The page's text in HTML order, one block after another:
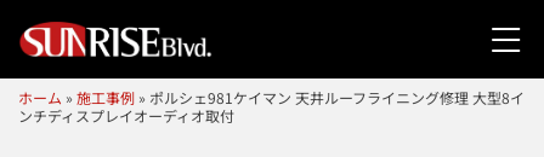
ホーム »施工事例 » ポルシェ981ケイマン 天井ルーフライニング修理 大型8イ
ンチディスプレイオーディオ取付